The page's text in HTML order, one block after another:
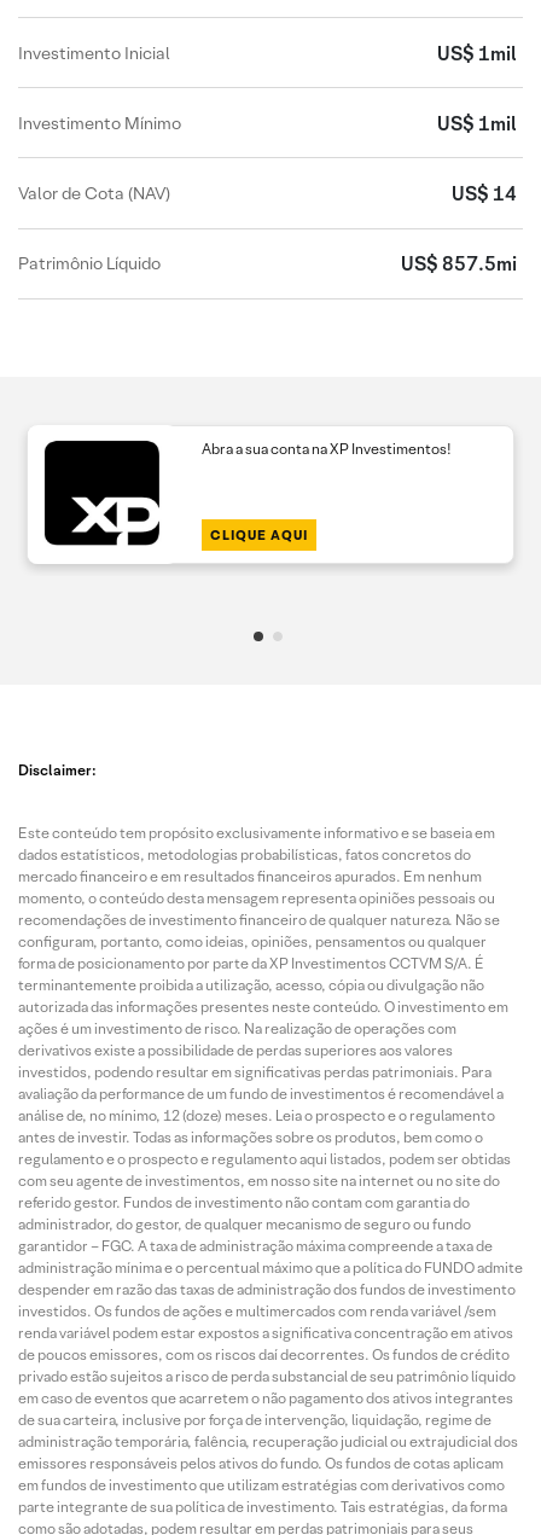
Investimento Inicial US$ 1mil
Investimento Mínimo US$ 1mil
Valor de Cota (NAV) US$ 14
Patrimônio Líquido US$ 857.5mi
Abra a sua conta na XP Investimentos!
CLIQUE AQUI
Disclaimer:
Este conteúdo tem propósito exclusivamente informativo e se baseia em
dados estatísticos, metodologias probabilísticas, fatos concretos do
mercado financeiro e em resultados financeiros apurados. Em nenhum
momento, o conteúdo desta mensagem representa opiniões pessoais ou
recomendações de investimento financeiro de qualquer natureza. Não se
configuram, portanto, como ideias, opiniões, pensamentos ou qualquer
forma de posicionamento por parte da XP Investimentos CCTVM S/A. É
terminantemente proibida a utilização, acesso, cópia ou divulgação não
autorizada das informações presentes neste conteúdo. O investimento em
ações é um investimento de risco. Na realização de operações com
derivativos existe a possibilidade de perdas superiores aos valores
investidos, podendo resultar em significativas perdas patrimoniais. Para
avaliação da performance de um fundo de investimentos é recomendável a
análise de, no mínimo, 12 (doze) meses. Leia o prospecto e o regulamento
antes de investir. Todas as informações sobre os produtos, bem como o
regulamento e o prospecto e regulamento aqui listados, podem ser obtidas
com seu agente de investimentos, em nosso site na internet ou no site do
referido gestor. Fundos de investimento não contam com garantia do
administrador, do gestor, de qualquer mecanismo de seguro ou fundo
garantidor – FGC. A taxa de administração máxima compreende a taxa de
administração mínima e o percentual máximo que a política do FUNDO admite
despender em razão das taxas de administração dos fundos de investimento
investidos. Os fundos de ações e multimercados com renda variável /sem
renda variável podem estar expostos a significativa concentração em ativos
de poucos emissores, com os riscos daí decorrentes. Os fundos de crédito
privado estão sujeitos a risco de perda substancial de seu patrimônio líquido
em caso de eventos que acarretem o não pagamento dos ativos integrantes
de sua carteira, inclusive por força de intervenção, liquidação, regime de
administração temporária, falência, recuperação judicial ou extrajudicial dos
emissores responsáveis pelos ativos do fundo. Os fundos de cotas aplicam
em fundos de investimento que utilizam estratégias com derivativos como
parte integrante de sua política de investimento. Tais estratégias, da forma
como são adotadas, podem resultar em perdas patrimoniais para seus